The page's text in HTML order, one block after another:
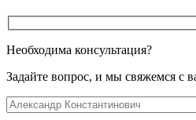
Необходима консультация?
Задайте вопрос, и мы свяжемся с